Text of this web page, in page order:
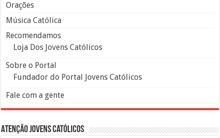
Orações
Música Católica
Recomendamos
Loja Dos Jovens Católicos
Sobre o Portal
Fundador do Portal Jovens Católicos
Fale com a gente
Atenção Jovens Católicos